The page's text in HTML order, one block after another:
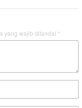
yang wajib ditandai *